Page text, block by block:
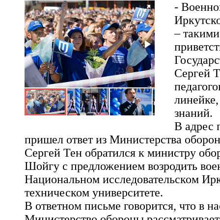
-
–
Сергей
знаний.
В адрес
пришел ответ из Министерства
Сергей Тен обратился к министру
Шойгу с предложением возродить
Национальном исследовательском
техническом университете.
В ответном письме говорится, что в